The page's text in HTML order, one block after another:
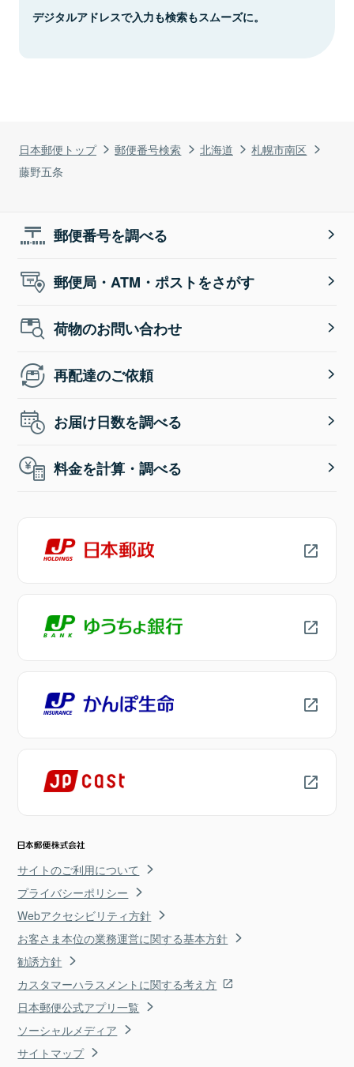
日本郵便トップ 郵便番号検索 北海道
札幌市南区
藤野五条
デジタルアドレスで入力も検索もスムーズに。
郵便番号を調べる
郵便局・ATM・ポストをさがす
荷物のお問い合わせ
再配達のご依頼
お届け日数を調べる
料金を計算・調べる
サイトのご利用について
プライバシーポリシー
Webアクセシビリティ方針
お客さま本位の業務運営に関する基本方針
勧誘方針
カスタマーハラスメントに関する考え方
日本郵便公式アプリ一覧
ソーシャルメディア
サイトマップ